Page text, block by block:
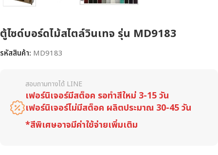
ตู้ไซด์บอร์ดไม้สไตล์วินเทจ รุ่น MD9183
รหัสสินค้า: MD9183
สอบถามทางได้ LINE
เฟอร์นิเจอร์มีสต็อค รอทำสีใหม่ 3-15 วัน
เฟอร์นิเจอร์ไม่มีสต็อค ผลิตประมาณ 30-45 วัน
*สีพิเศษอาจมีค่าใช้จ่ายเพิ่มเติม